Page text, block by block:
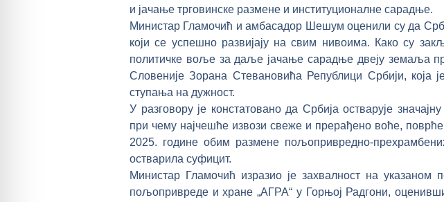
и јачање трговинске размене и институционалне сарадње.
Министар Гламочић и амбасадор Шешум оценили су да
који се успешно развијају на свим нивоима. Како су
политичке воље за даље јачање сарадње двеју земаља
Словеније Зорана Стевановића Републици Србији, која
ступања на дужност.
У разговору је констатовано да Србија остварује
при чему најчешће извози свеже и прерађено воће,
2025. године обим размене пољопривредно-
остварила суфицит.
Министар Гламочић изразио је захвалност на
пољопривреде и хране „АГРА“ у Горњој Радгони,